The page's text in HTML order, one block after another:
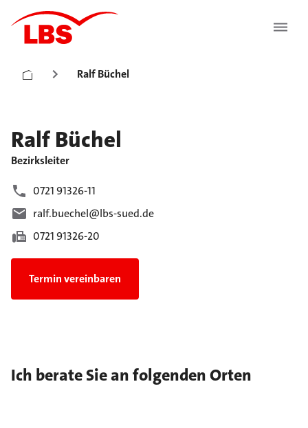
Ralf Büchel
Ralf Büchel
Bezirksleiter
0721 91326-11
ralf.buechel@lbs-sued.de
0721 91326-20
Termin vereinbaren
Ich berate Sie an folgenden Orten